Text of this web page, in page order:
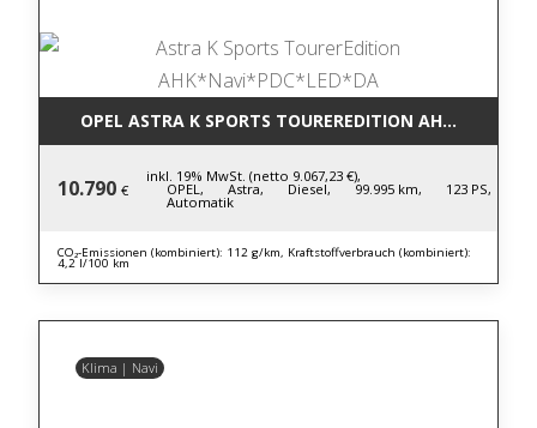
OPEL ASTRA K SPORTS TOUREREDITION
10.790 €
inkl. 19% MwSt. (netto 9.067,23 €),
OPEL, Astra, Diesel, 99.995 km, 123 PS,
Automatik
CO₂-Emissionen (kombiniert): 112 g/km, Kraftstoffverbrauch (kombiniert):
4,2 l/100 km
Klima | Navi